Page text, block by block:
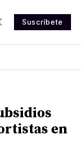
Suscríbete
en